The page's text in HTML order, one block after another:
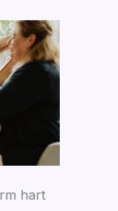
hart